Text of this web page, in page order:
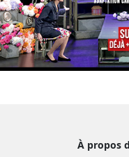
À propos